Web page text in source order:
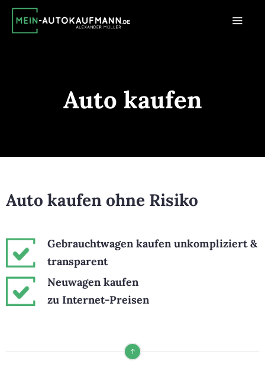
Auto kaufen
Auto kaufen ohne Risiko
Gebrauchtwagen kaufen unkompliziert &
transparent
Neuwagen kaufen
zu Internet-Preisen